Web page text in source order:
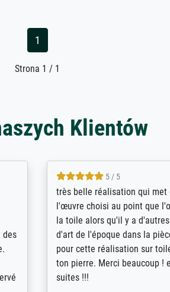
1
Strona 1 / 1
Klientów
4 / 5
De levering door Bpost was
desastreus. De gemelde
sloeg nergens op. Er werd
aangebeld en niet geleverd
voorziene dag. Er werd ook
duidelijke informatie
er dan met het pakket ging